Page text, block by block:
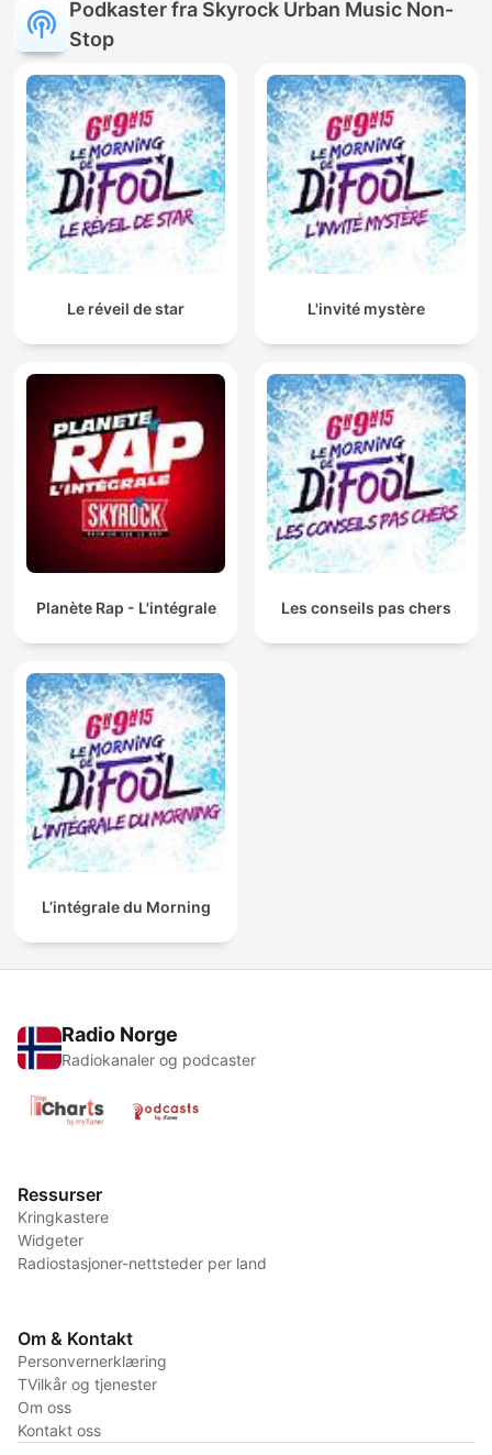
Podkaster fra Skyrock Urban Music Non-
Stop
Le réveil de star L'invité mystère
Planète Rap - L'intégrale Les conseils pas chers
L’intégrale du Morning
Radio Norge
Radiokanaler og podcaster
Ressurser
Kringkastere
Widgeter
Radiostasjoner-nettsteder per land
Om & Kontakt
Personvernerklæring
TVilkår og tjenester
Om oss
Kontakt oss